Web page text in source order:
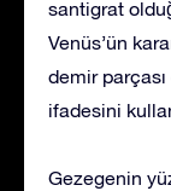
santigrat
Venüs’ün
demir parçası
ifadesini
Gezegenin